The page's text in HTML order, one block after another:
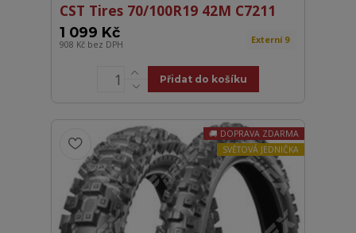
CST Tires 70/100R19 42M C7211
1 099 Kč
908 Kč bez DPH Externí 9
Přidat do košíku
DOPRAVA ZDARMA
SVĚTOVÁ JEDNIČKA